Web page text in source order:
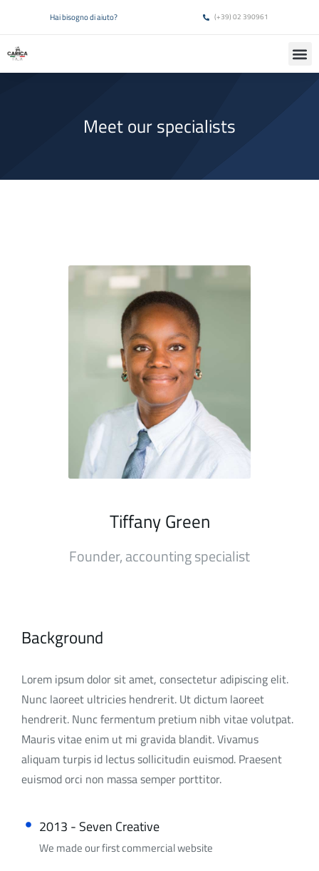
Hai bisogno di aiuto? (+39) 02 390961
Meet our specialists
Tiffany Green
Founder, accounting specialist
Background
Lorem ipsum dolor sit amet, consectetur adipiscing elit.
Nunc laoreet ultricies hendrerit. Ut dictum laoreet
hendrerit. Nunc fermentum pretium nibh vitae volutpat.
Mauris vitae enim ut mi gravida blandit. Vivamus
aliquam turpis id lectus sollicitudin euismod. Praesent
euismod orci non massa semper porttitor.
2013 - Seven Creative
We made our first commercial website